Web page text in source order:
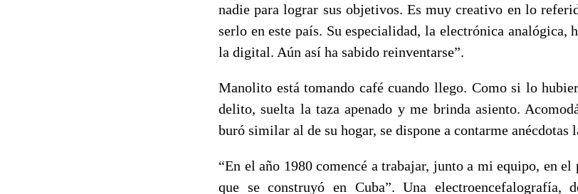
nadie para lograr sus objetivos. Es muy creativo en lo
serlo en este país. Su especialidad, la electrónica analógica,
la digital. Aún así ha sabido reinventarse”.
Manolito está tomando café cuando llego. Como si lo
delito, suelta la taza apenado y me brinda asiento.
buró similar al de su hogar, se dispone a contarme anécdotas
“En el año 1980 comencé a trabajar, junto a mi equipo, en
que se construyó en Cuba”. Una electroencefalografía,